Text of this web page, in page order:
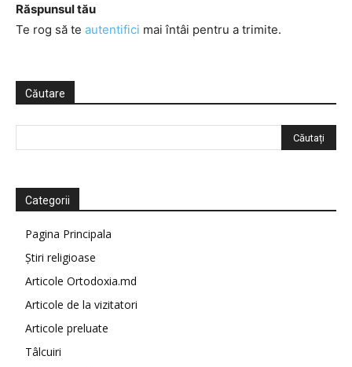
Răspunsul tău
Te rog să te autentifici mai întâi pentru a trimite.
Căutare
Categorii
Pagina Principala
Știri religioase
Articole Ortodoxia.md
Articole de la vizitatori
Articole preluate
Tâlcuiri